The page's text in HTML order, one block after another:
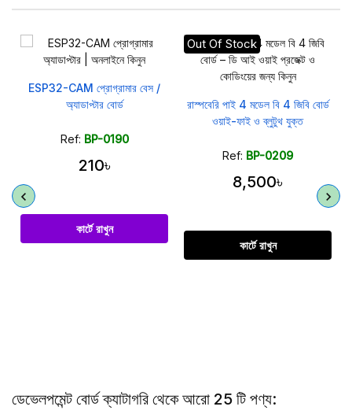
ESP32-CAM প্রোগ্রামার বেস /
অ্যাডাপ্টার বোর্ড
Ref: BP-0190
210৳
কার্টে রাখুন
Out Of Stock
রাস্পবেরি পাই 4 মডেল বি 4 জিবি বোর্ড
ওয়াই-ফাই ও ব্লুটুথ যুক্ত
Ref: BP-0209
8,500৳
কার্টে রাখুন
ডেভেলপমেন্ট বোর্ড ক্যাটাগরি থেকে আরো 25 টি পণ্য: